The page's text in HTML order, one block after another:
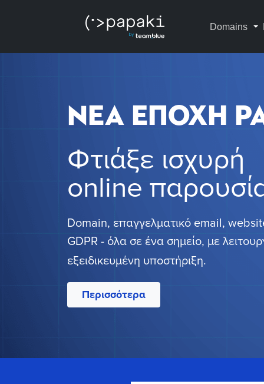
Domains
NEA ΕΠΟΧΗ
Φτιάξε ισχυρή
online
Domain, επαγγελματικό email,
GDPR - όλα σε ένα σημείο, με
εξειδικευμένη υποστήριξη.
Περισσότερα